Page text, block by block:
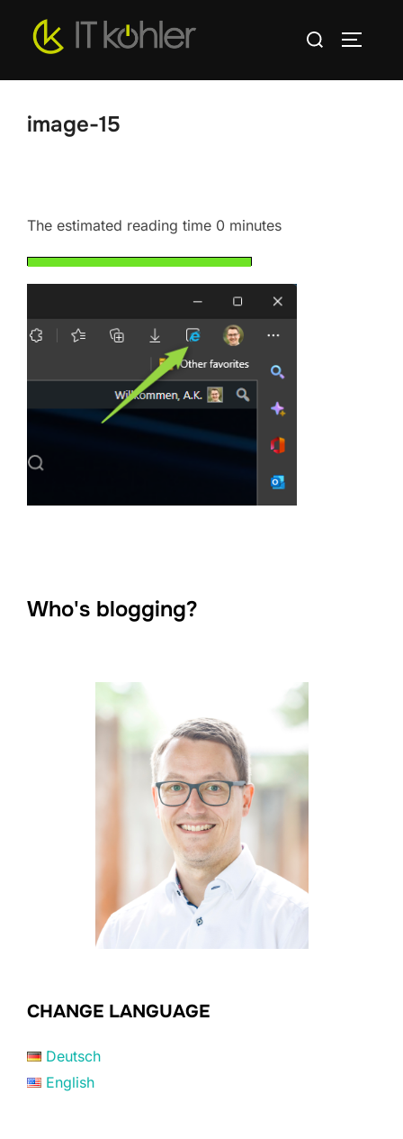
Inhalt
Suchen
image-15
The estimated reading time 0 minutes
Who's blogging?
CHANGE LANGUAGE
Deutsch
English